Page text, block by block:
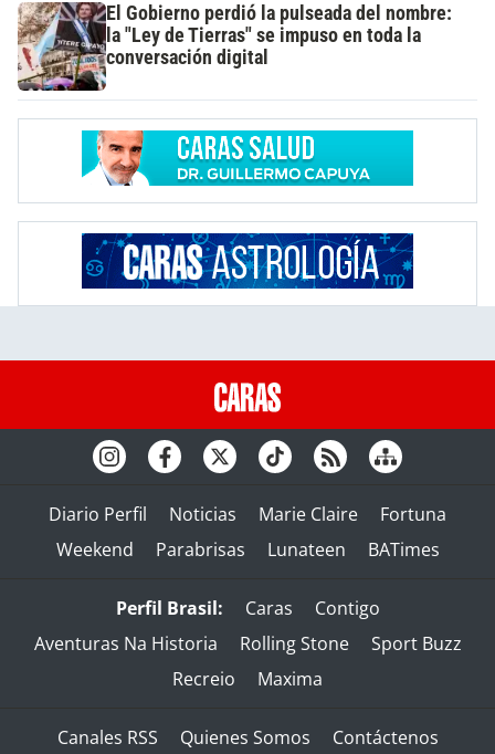
El Gobierno perdió la pulseada del nombre:
la "Ley de Tierras" se impuso en toda la
conversación digital
Diario Perfil Noticias Marie Claire
Fortuna
Weekend
Parabrisas Lunateen BATimes
Perfil Brasil: Caras
Contigo
Aventuras Na Historia
Rolling Stone
Sport Buzz
Recreio
Maxima
Canales RSS Quienes Somos Contáctenos